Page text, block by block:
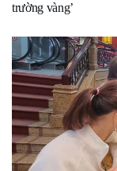
trường vàng’